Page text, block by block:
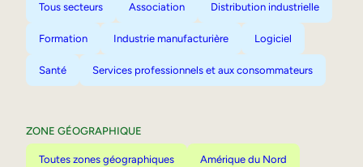
Tous secteurs Association Distribution industrielle
Formation Industrie manufacturière Logiciel
Santé Services professionnels et aux consommateurs
ZONE GÉOGRAPHIQUE
Toutes zones géographiques Amérique du Nord